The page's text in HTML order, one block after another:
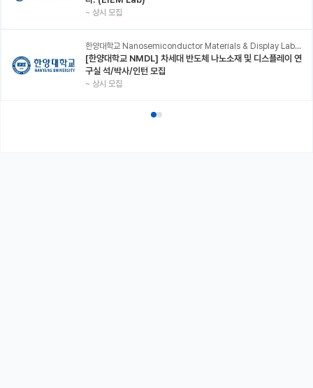
~ 상시 모집
한양대학교 Nanosemiconductor Materials & Display Laboratory
[한양대학교 NMDL] 차세대 반도체 나노소재 및 디스플레이 연
구실 석/박사/인턴 모집
~ 상시 모집